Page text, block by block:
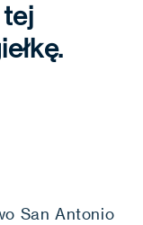
San Antonio